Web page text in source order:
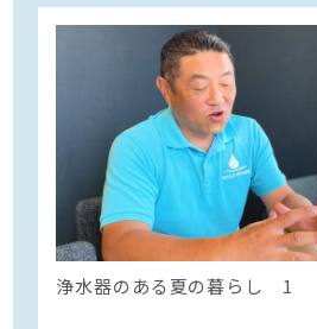
浄水器のある夏の暮らし 1